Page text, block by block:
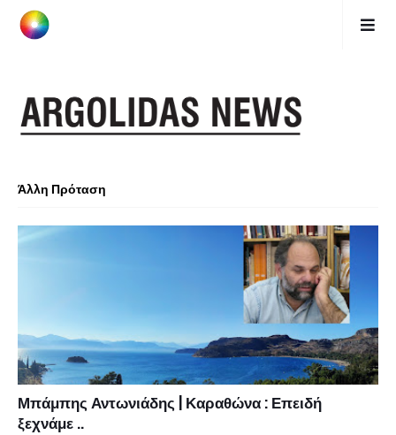
Άλλη Πρόταση
Μπάμπης Αντωνιάδης | Καραθώνα : Επειδή
ξεχνάμε ..